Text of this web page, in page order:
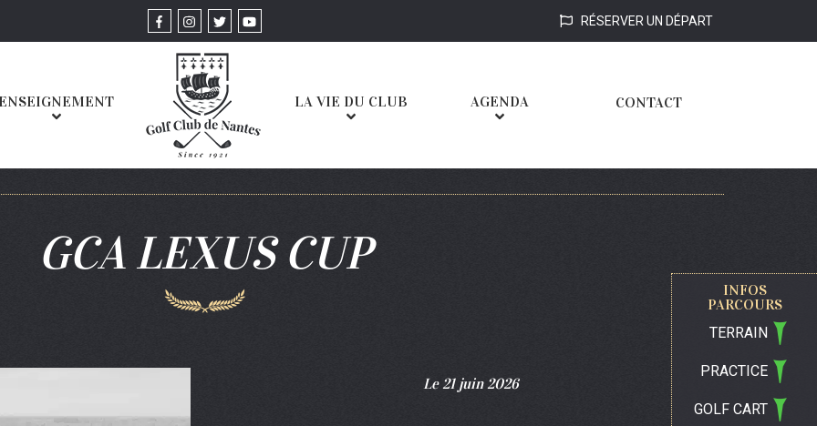
RÉSERVER UN DÉPART
LA VIE DU CLUB AGENDA CONTACT
INFOS
PARCOURS
TERRAIN
PRACTICE
GOLF CART
GCA LEXUS CUP
Le 21 juin 2026